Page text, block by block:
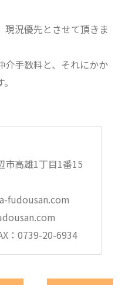
現況優先とさせて頂きま
介手数料と、それにかか
市高雄1丁目1番15
fudousan.com
：0739-20-6934